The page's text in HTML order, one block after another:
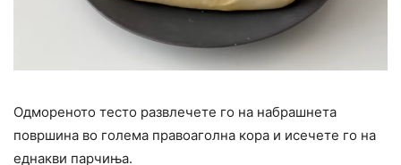
Одмореното тесто развлечете го на набрашнета
површина во голема правоаголна кора и исечете го на
еднакви парчиња.